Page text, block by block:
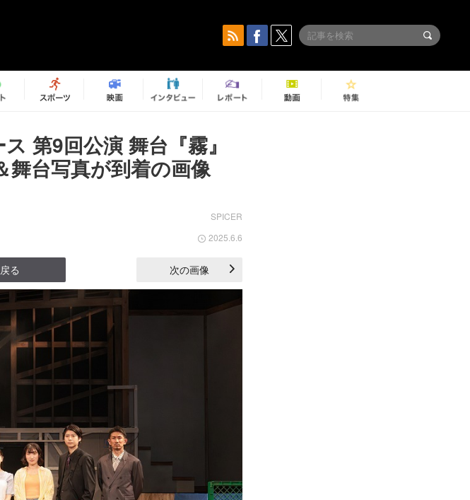
第9回公演 舞台『霧』
台写真が到着の画像
SPICER
2025.6.6
る 次の画像